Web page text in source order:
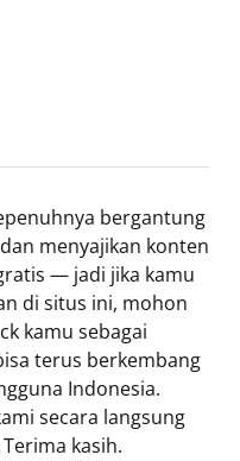
bergantung
menyajikan konten
— jadi jika kamu
di situs ini, mohon
kamu sebagai
terus berkembang
Indonesia.
secara langsung
Terima kasih.